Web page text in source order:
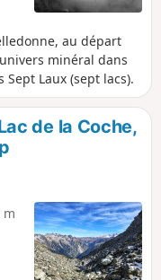
au départ
minéral dans
Laux (sept lacs).
de la Coche,
m